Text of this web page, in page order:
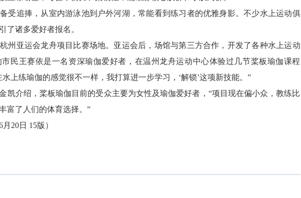
追捧，从室内游泳池到户外河湖，常能看到练习者的优雅身影。不少水上运动俱
了诸多爱好者报名。
亚运会龙舟项目比赛场地。亚运会后，场馆与第三方合作，开发了各种水上运动
民王赛依是一名资深瑜伽爱好者，在温州龙舟运动中心体验过几节桨板瑜伽课程
上练瑜伽的感觉很不一样，我打算进一步学习，‘解锁’这项新技能。”
介绍，桨板瑜伽目前的受众主要为女性及瑜伽爱好者，“项目现在偏小众，教练比
富了人们的体育选择。”
20日 15版）